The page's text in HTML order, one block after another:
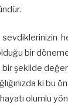
sevdiklerinizin
bir
şekilde
ki bu
olumlu